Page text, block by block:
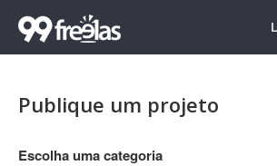
Publique um projeto
Escolha uma categoria